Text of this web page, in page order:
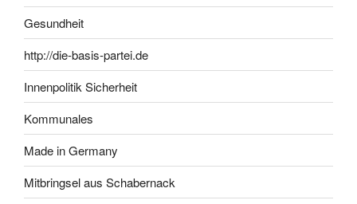
Gesundheit
http://die-basis-partei.de
Innenpolitik Sicherheit
Kommunales
Made in Germany
Mitbringsel aus Schabernack